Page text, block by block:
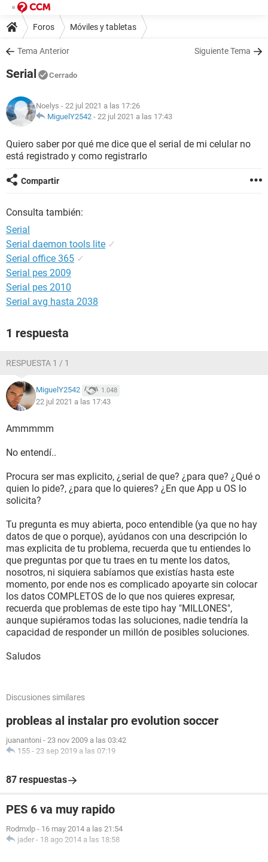
Foros Móviles y tabletas
Tema Anterior Siguiente Tema
Serial Cerrado
Noelys - 22 jul 2021 a las 17:26
MiguelY2542 - 22 jul 2021 a las 17:43
Quiero saber por qué me dice que el serial de mi celular no
está registrado y como registrarlo
Compartir
Consulta también:
Serial
Serial daemon tools lite ✓
Serial office 365 ✓
Serial pes 2009
Serial pes 2010
Serial avg hasta 2038
1 respuesta
RESPUESTA 1 / 1
MiguelY2542 1.048
22 jul 2021 a las 17:43
Ammmmm
No entendí..
Procura ser mas explicito, ¿serial de que? ¿para que? ¿Qué o
quien lo pide?, ¿para que lo quieres? ¿En que App u OS lo
solicita?
Tu pregunta es muy abierta, poco entendible (ya que no hay
datos de que o porque), ayúdanos con una descripción lo
mas explicita de tu problema, recuerda que tu entiendes lo
que preguntas por que tu traes en tu mente los datos,
nosotros, ni siquiera sabíamos que existías hasta este
momento, por ende nos es complicado apoyarte sin colocar
los datos COMPLETOS de lo que nos quieres expresar,
recuerda que problemas de este tipo hay "MILLONES",
aunque supiéramos todas las soluciones, nadie tendría la
capacidad de responder un millón de posibles soluciones.
Saludos
Discusiones similares
probleas al instalar pro evolution soccer
juanantoni - 23 nov 2009 a las 03:42
155 - 23 sep 2019 a las 07:19
87 respuestas
PES 6 va muy rapido
Rodmxlp - 16 may 2014 a las 21:54
jader - 18 ago 2014 a las 18:58